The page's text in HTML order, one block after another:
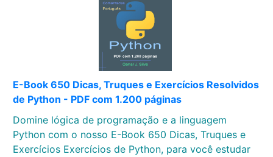
E-Book 650 Dicas, Truques e Exercícios Resolvidos
de Python - PDF com 1.200 páginas
Domine lógica de programação e a linguagem
Python com o nosso E-Book 650 Dicas, Truques e
Exercícios Exercícios de Python, para você estudar